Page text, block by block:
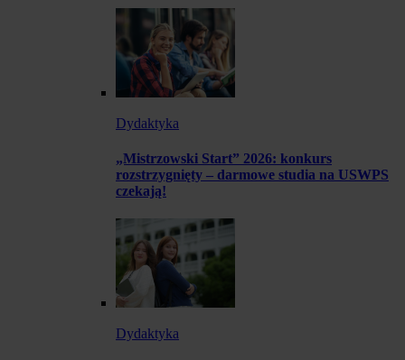
Dydaktyka
„Mistrzowski Start” 2026: konkurs
rozstrzygnięty – darmowe studia na USWPS
czekają!
Dydaktyka